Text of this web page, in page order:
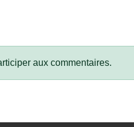
aux commentaires.